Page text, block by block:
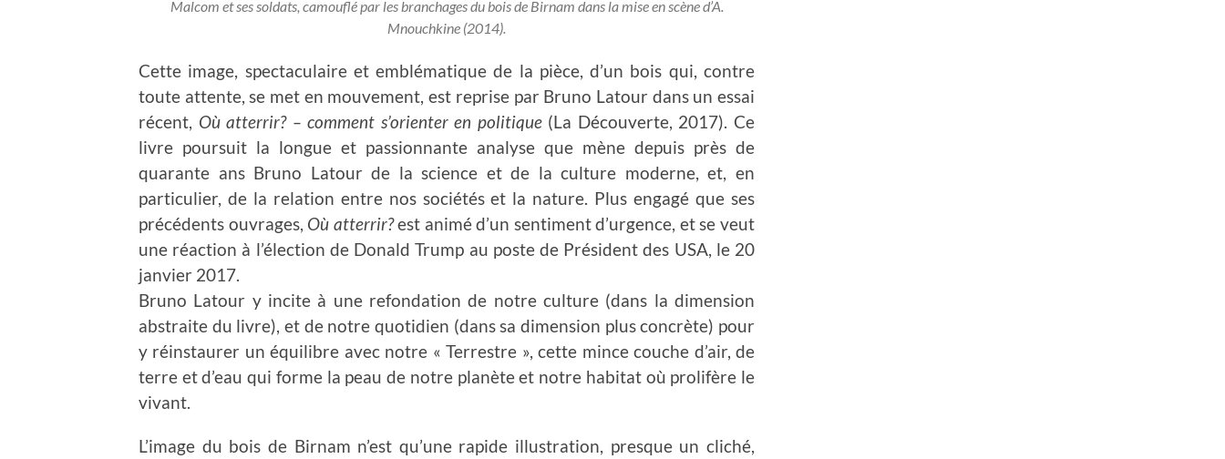
Malcom et ses soldats, camouflé par les branchages du bois de Birnam dans la mise en scène d’A.
Mnouchkine (2014).
Cette image, spectaculaire et emblématique de la pièce, d’un bois qui, contre
toute attente, se met en mouvement, est reprise par Bruno Latour dans un essai
récent, Où atterrir? – comment s’orienter en politique (La Découverte, 2017). Ce
livre poursuit la longue et passionnante analyse que mène depuis près de
quarante ans Bruno Latour de la science et de la culture moderne, et, en
particulier, de la relation entre nos sociétés et la nature. Plus engagé que ses
précédents ouvrages, Où atterrir?est animé d’un sentiment d’urgence, et se veut
une réaction à l’élection de Donald Trump au poste de Président des USA, le 20
janvier 2017.
Bruno Latour y incite à une refondation de notre culture (dans la dimension
abstraite du livre), et de notre quotidien (dans sa dimension plus concrète) pour
y réinstaurer un équilibre avec notre « Terrestre », cette mince couche d’air, de
terre et d’eau qui forme la peau de notre planète et notre habitat où prolifère le
vivant.
L’image du bois de Birnam n’est qu’une rapide illustration, presque un cliché,